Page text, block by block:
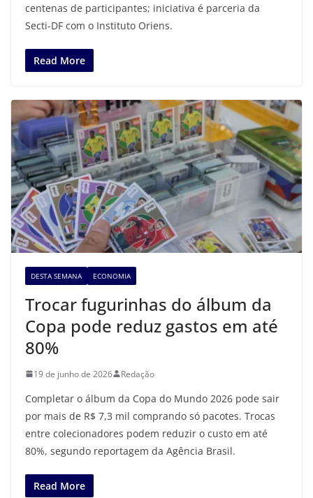
centenas de participantes; iniciativa é parceria da
Secti-DF com o Instituto Oriens.
Read More
DESTA SEMANA ECONOMIA
Trocar fugurinhas do álbum da
Copa pode reduz gastos em até
80%
19 de junho de 2026 Redação
Completar o álbum da Copa do Mundo 2026 pode sair
por mais de R$ 7,3 mil comprando só pacotes. Trocas
entre colecionadores podem reduzir o custo em até
80%, segundo reportagem da Agência Brasil.
Read More